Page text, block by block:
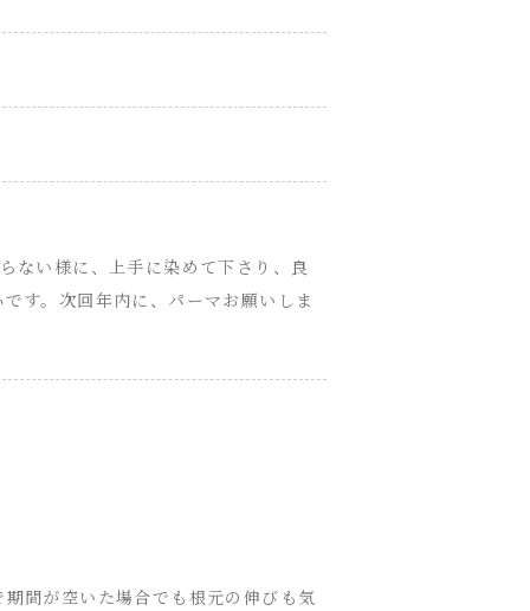
ない様に、上手に染めて下さり、良
す。次回年内に、パーマお願いしま
間が空いた場合でも根元の伸びも気